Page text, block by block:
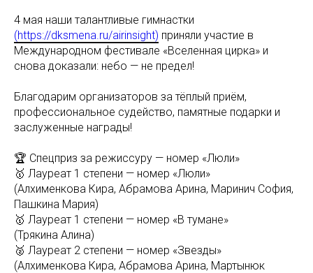
4 мая наши талантливые гимнастки
(https://dksmena.ru/airinsight) приняли участие в
Международном фестивале «Вселенная цирка» и
снова доказали: небо — не предел!
Благодарим организаторов за тёплый приём,
профессиональное судейство, памятные подарки и
заслуженные награды!
🏆 Спецприз за режиссуру — номер «Люли»
🥇 Лауреат 1 степени — номер «Люли»
(Алхименкова Кира, Абрамова Арина, Маринич София,
Пашкина Мария)
🥇 Лауреат 1 степени — номер «В тумане»
(Трякина Алина)
🥈 Лауреат 2 степени — номер «Звезды»
(Алхименкова Кира, Абрамова Арина, Мартынюк